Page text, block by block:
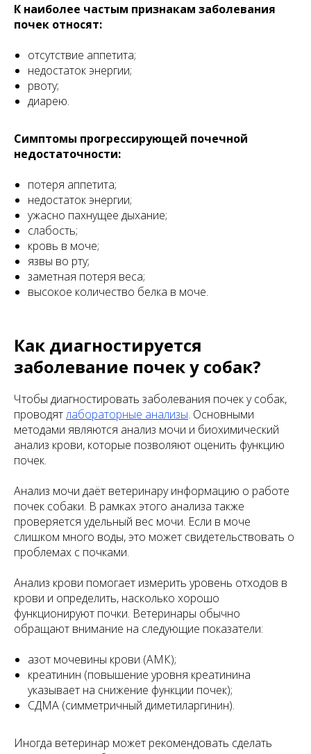
К наиболее частым признакам заболевания
почек относят:
отсутствие аппетита;
недостаток энергии;
рвоту;
диарею.
Симптомы прогрессирующей почечной
недостаточности:
потеря аппетита;
недостаток энергии;
ужасно пахнущее дыхание;
слабость;
кровь в моче;
язвы во рту;
заметная потеря веса;
высокое количество белка в моче.
Как диагностируется
заболевание почек у собак?
Чтобы диагностировать заболевания почек у собак,
проводятлабораторные анализы. Основными
методами являются анализ мочи и биохимический
анализ крови, которые позволяют оценить функцию
почек.
Анализ мочи даёт ветеринару информацию о работе
почек собаки. В рамках этого анализа также
проверяется удельный вес мочи. Если в моче
слишком много воды, это может свидетельствовать о
проблемах с почками.
Анализ крови помогает измерить уровень отходов в
крови и определить, насколько хорошо
функционируют почки. Ветеринары обычно
обращают внимание на следующие показатели:
азот мочевины крови (АМК);
креатинин (повышение уровня креатинина
указывает на снижение функции почек);
СДМА (симметричный диметиларгинин).
Иногда ветеринар может рекомендовать сделать